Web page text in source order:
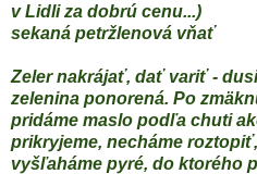
v Lidli za dobrú cenu...)
sekaná petržlenová vňať
Zeler nakrájať, dať variť -
zelenina ponorená. Po
pridáme maslo podľa chuti
prikryjeme, necháme
vyšľaháme pyré, do ktorého